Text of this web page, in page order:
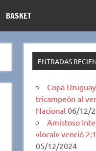
BASKET
ENTRADAS
Copa
tricampeón al
Nacional 06/12/
Amistoso
«local» venció
05/12/2024